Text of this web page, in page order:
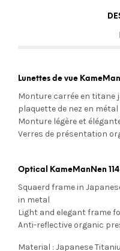
Lunettes de vue
Monture carrée en titane
plaquette de nez en métal
Monture légère et
Verres de présentation
Optical KameManNen 114
Squaerd frame in
in metal
Light and elegant frame
Anti-reflective organic
Material : Japanese